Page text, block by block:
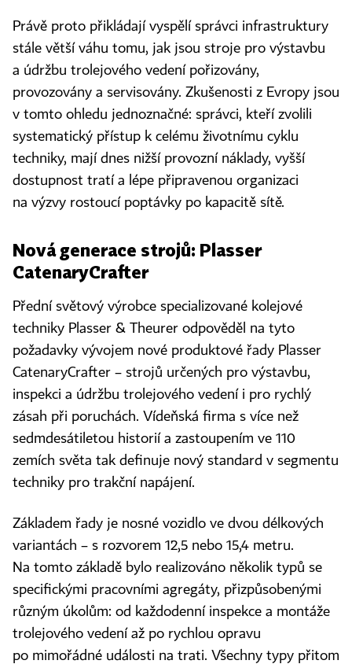
Právě proto přikládají vyspělí správci infrastruktury
stále větší váhu tomu, jak jsou stroje pro výstavbu
a údržbu trolejového vedení pořizovány,
provozovány a servisovány. Zkušenosti z Evropy jsou
v tomto ohledu jednoznačné: správci, kteří zvolili
systematický přístup k celému životnímu cyklu
techniky, mají dnes nižší provozní náklady, vyšší
dostupnost tratí a lépe připravenou organizaci
na výzvy rostoucí poptávky po kapacitě sítě.
Nová generace strojů: Plasser
CatenaryCrafter
Přední světový výrobce specializované kolejové
techniky Plasser & Theurer odpověděl na tyto
požadavky vývojem nové produktové řady Plasser
CatenaryCrafter – strojů určených pro výstavbu,
inspekci a údržbu trolejového vedení i pro rychlý
zásah při poruchách. Vídeňská firma s více než
sedmdesátiletou historií a zastoupením ve 110
zemích světa tak definuje nový standard v segmentu
techniky pro trakční napájení.
Základem řady je nosné vozidlo ve dvou délkových
variantách – s rozvorem 12,5 nebo 15,4 metru.
Na tomto základě bylo realizováno několik typů se
specifickými pracovními agregáty, přizpůsobenými
různým úkolům: od každodenní inspekce a montáže
trolejového vedení až po rychlou opravu
po mimořádné události na trati. Všechny typy přitom